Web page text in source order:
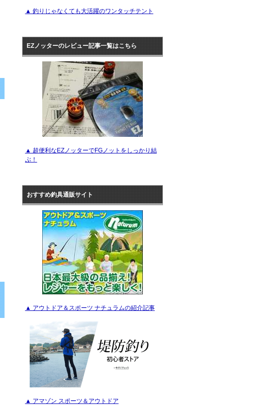
▲ 釣りじゃなくても大活躍のワンタッチテント
EZノッターのレビュー記事一覧はこちら
▲ 超便利なEZノッターでFGノットをしっかり結
ぶ！
おすすめ釣具通販サイト
▲ アウトドア＆スポーツ ナチュラムの紹介記事
▲ アマゾン スポーツ＆アウトドア